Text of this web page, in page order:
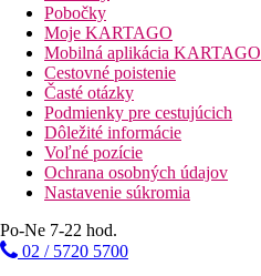
Pobočky
Moje KARTAGO
Mobilná aplikácia KARTAGO
Cestovné poistenie
Časté otázky
Podmienky pre cestujúcich
Dôležité informácie
Voľné pozície
Ochrana osobných údajov
Nastavenie súkromia
Po-Ne 7-22 hod.
02 / 5720 5700